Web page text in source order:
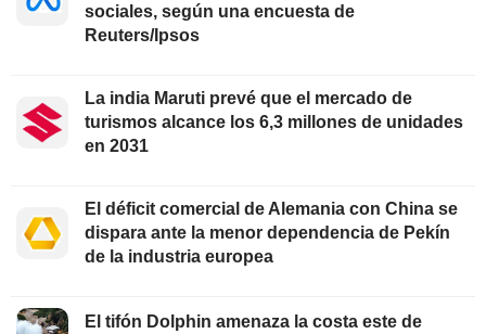
sociales, según una encuesta de
Reuters/Ipsos
La india Maruti prevé que el mercado de
turismos alcance los 6,3 millones de unidades
en 2031
El déficit comercial de Alemania con China se
dispara ante la menor dependencia de Pekín
de la industria europea
El tifón Dolphin amenaza la costa este de